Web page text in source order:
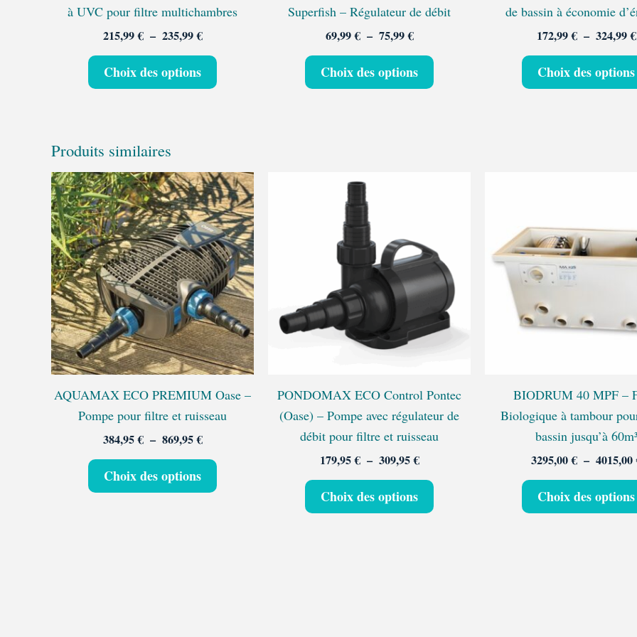
à UVC pour filtre multichambres
215,99€ – 235,99€
Choix des options
la
produit
Superfish – Régulateur de débit
69,99€ – 75,99€
Choix des options
la
produit
de bassin à économie
172,99€ – 324,99€
Choix des options
Produits similaires
AQUAMAX ECO PREMIUM Oase –
Pompe pour filtre et ruisseau
384,95€ – 869,95€
Plage
de
prix :
384,95 €
à
869,95 €
Choix des options
Ce
produit
a
plusieurs
variations.
Les
options
peuvent
être
choisies
sur
produit
PONDOMAX ECO Control Pontec
(Oase) – Pompe avec régulateur de
débit pour filtre et ruisseau
179,95€ – 309,95€
à
309,95 €
Choix des options
variations.
Les
options
peuvent
être
sur
BIODRUM 40 MPF –
Biologique à tambour
bassin jusqu’à 60m³
3295,00€ – 4015,00
Choix des options